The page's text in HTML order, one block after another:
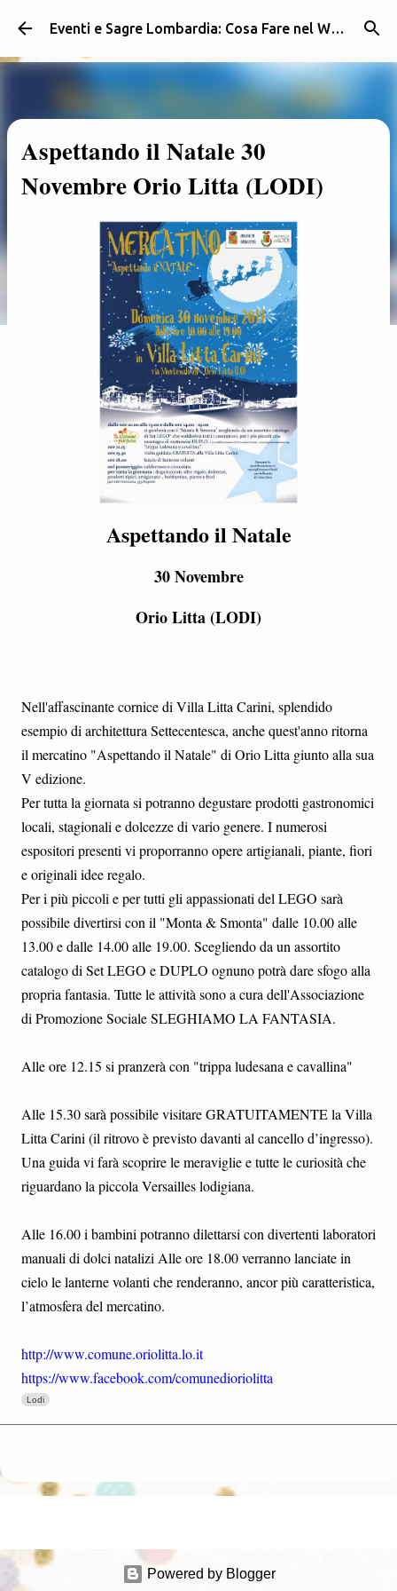
Passa ai contenuti principali Eventi e Sagre Lombardia: Cosa Fare nel Weekend | Weekendidea
Aspettando il Natale 30
Novembre Orio Litta (LODI)
Aspettando il Natale
30 Novembre
Orio Litta (LODI)
Nell'affascinante cornice di Villa Litta Carini, splendido
esempio di architettura Settecentesca, anche quest'anno ritorna
il mercatino "Aspettando il Natale" di Orio Litta giunto alla sua
V edizione.
Per tutta la giornata si potranno degustare prodotti gastronomici
locali, stagionali e dolcezze di vario genere. I numerosi
espositori presenti vi proporranno opere artigianali, piante, fiori
e originali idee regalo.
Per i più piccoli e per tutti gli appassionati del LEGO sarà
possibile divertirsi con il "Monta & Smonta" dalle 10.00 alle
13.00 e dalle 14.00 alle 19.00. Scegliendo da un assortito
catalogo di Set LEGO e DUPLO ognuno potrà dare sfogo alla
propria fantasia. Tutte le attività sono a cura dell'Associazione
di Promozione Sociale SLEGHIAMO LA FANTASIA.
Alle ore 12.15 si pranzerà con "trippa ludesana e cavallina"
Alle 15.30 sarà possibile visitare GRATUITAMENTE la Villa
Litta Carini (il ritrovo è previsto davanti al cancello d’ingresso).
Una guida vi farà scoprire le meraviglie e tutte le curiosità che
riguardano la piccola Versailles lodigiana.
Alle 16.00 i bambini potranno dilettarsi con divertenti laboratori
manuali di dolci natalizi Alle ore 18.00 verranno lanciate in
cielo le lanterne volanti che renderanno, ancor più caratteristica,
l’atmosfera del mercatino.
http://www.comune.oriolitta.lo.it
https://www.facebook.com/comunedioriolitta
Lodi
Powered by Blogger